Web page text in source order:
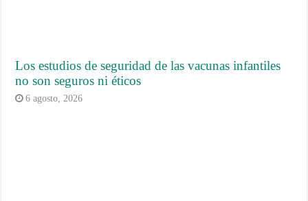
Los estudios de seguridad de las vacunas infantiles
no son seguros ni éticos
6 agosto, 2026